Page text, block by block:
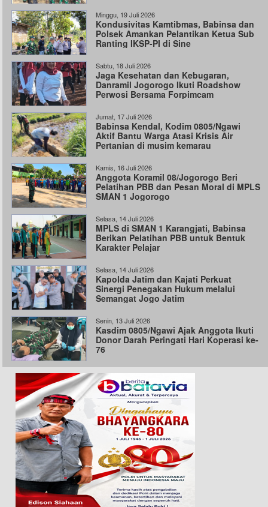
Minggu, 19 Juli 2026
Kondusivitas Kamtibmas, Babinsa dan
Polsek Amankan Pelantikan Ketua Sub
Ranting IKSP-PI di Sine
Sabtu, 18 Juli 2026
Jaga Kesehatan dan Kebugaran,
Danramil Jogorogo Ikuti Roadshow
Perwosi Bersama Forpimcam
Jumat, 17 Juli 2026
Babinsa Kendal, Kodim 0805/Ngawi
Aktif Bantu Warga Atasi Krisis Air
Pertanian di musim kemarau
Kamis, 16 Juli 2026
Anggota Koramil 08/Jogorogo Beri
Pelatihan PBB dan Pesan Moral di MPLS
SMAN 1 Jogorogo
Selasa, 14 Juli 2026
MPLS di SMAN 1 Karangjati, Babinsa
Berikan Pelatihan PBB untuk Bentuk
Karakter Pelajar
Selasa, 14 Juli 2026
Kapolda Jatim dan Kajati Perkuat
Sinergi Penegakan Hukum melalui
Semangat Jogo Jatim
Senin, 13 Juli 2026
Kasdim 0805/Ngawi Ajak Anggota Ikuti
Donor Darah Peringati Hari Koperasi ke-
76